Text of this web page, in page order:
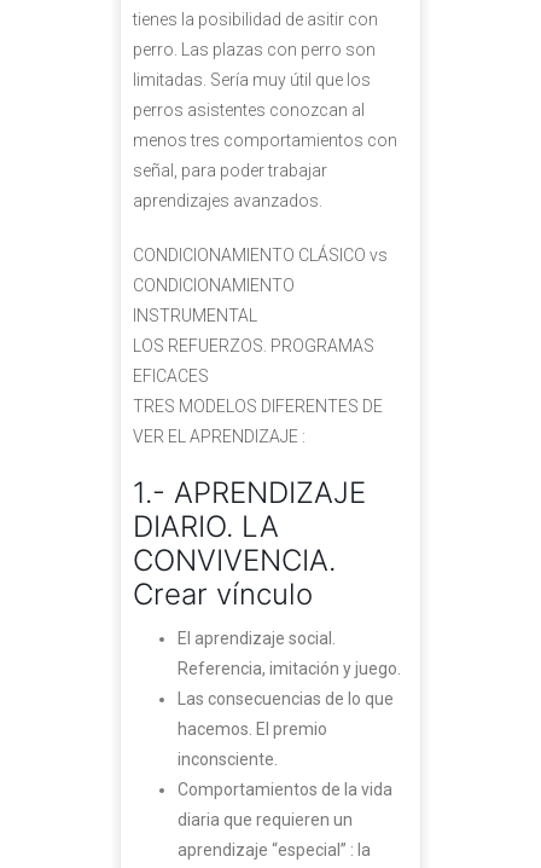
tienes la posibilidad de asitir con
perro. Las plazas con perro son
limitadas. Sería muy útil que los
perros asistentes conozcan al
menos tres comportamientos con
señal, para poder trabajar
aprendizajes avanzados.
CONDICIONAMIENTO CLÁSICO vs
CONDICIONAMIENTO
INSTRUMENTAL
LOS REFUERZOS. PROGRAMAS
EFICACES
TRES MODELOS DIFERENTES DE
VER EL APRENDIZAJE :
1.- APRENDIZAJE
DIARIO. LA
CONVIVENCIA.
Crear vínculo
El aprendizaje social.
Referencia, imitación y juego.
Las consecuencias de lo que
hacemos. El premio
inconsciente.
Comportamientos de la vida
diaria que requieren un
aprendizaje “especial” : la